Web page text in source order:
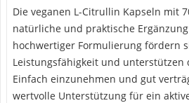
Die veganen L-Citrullin Kapseln mit
natürliche und praktische
hochwertiger Formulierung fördern
Leistungsfähigkeit und unterstützen
Einfach einzunehmen und gut
wertvolle Unterstützung für ein